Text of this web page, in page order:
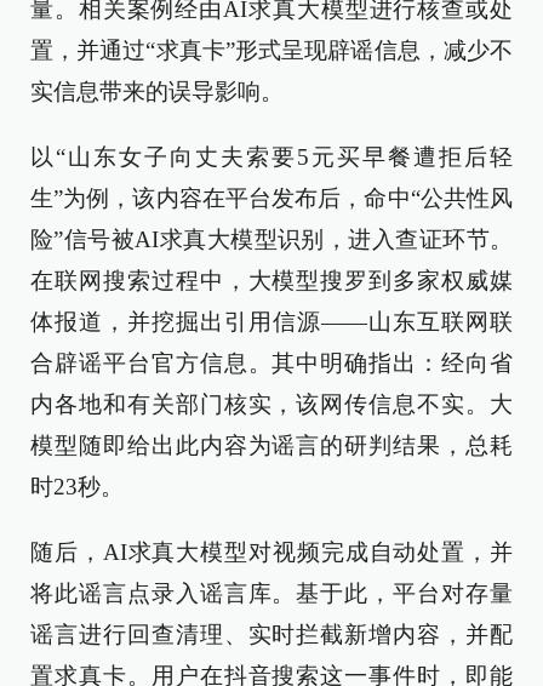
量。相关案例经由AI求真大模型进行核查或处
置，并通过“求真卡”形式呈现辟谣信息，减少不
实信息带来的误导影响。
以“山东女子向丈夫索要5元买早餐遭拒后轻
生”为例，该内容在平台发布后，命中“公共性风
险”信号被AI求真大模型识别，进入查证环节。
在联网搜索过程中，大模型搜罗到多家权威媒
体报道，并挖掘出引用信源——山东互联网联
合辟谣平台官方信息。其中明确指出：经向省
内各地和有关部门核实，该网传信息不实。大
模型随即给出此内容为谣言的研判结果，总耗
时23秒。
随后，AI求真大模型对视频完成自动处置，并
将此谣言点录入谣言库。基于此，平台对存量
谣言进行回查清理、实时拦截新增内容，并配
置求真卡。用户在抖音搜索这一事件时，即能